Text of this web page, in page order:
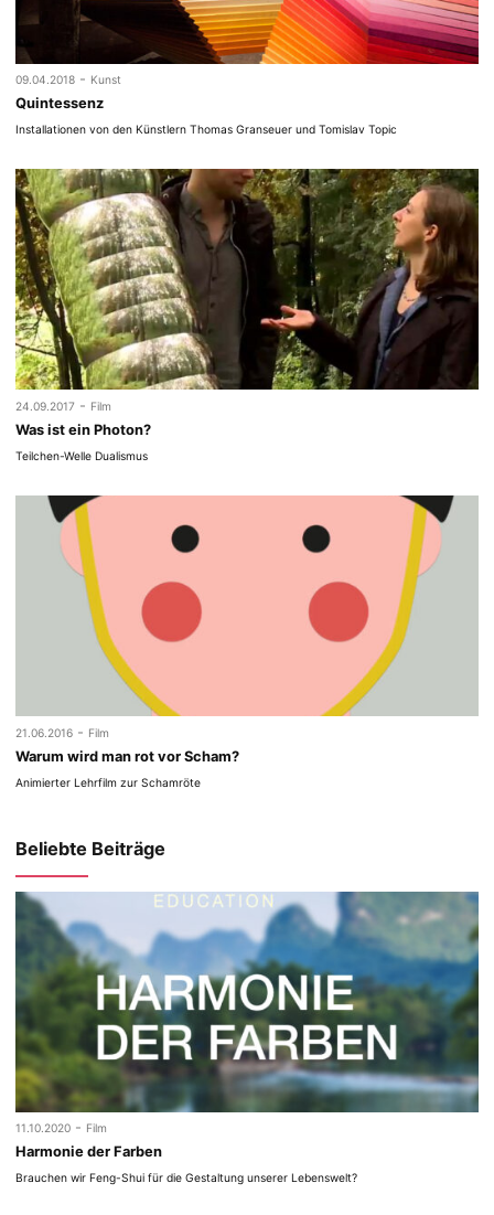
09.04.2018 - Kunst
Quintessenz
Installationen von den Künstlern Thomas Granseuer und Tomislav Topic
24.09.2017 - Film
Was ist ein Photon?
Teilchen-Welle Dualismus
21.06.2016 - Film
Warum wird man rot vor Scham?
Animierter Lehrfilm zur Schamröte
Beliebte Beiträge
11.10.2020 - Film
Harmonie der Farben
Brauchen wir Feng-Shui für die Gestaltung unserer Lebenswelt?